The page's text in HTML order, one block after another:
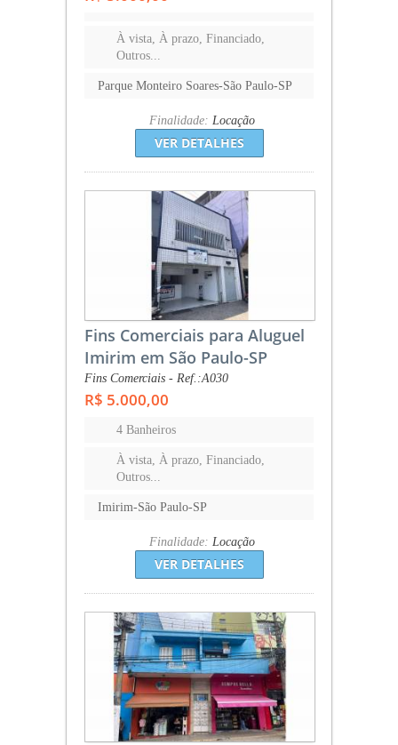
À vista, À prazo, Financiado,
Outros...
Parque Monteiro Soares-São Paulo-SP
Finalidade: Locação
VER DETALHES
Fins Comerciais para Aluguel
Imirim em São Paulo-SP
Fins Comerciais - Ref.:A030
R$ 5.000,00
4 Banheiros
À vista, À prazo, Financiado,
Outros...
Imirim-São Paulo-SP
Finalidade: Locação
VER DETALHES